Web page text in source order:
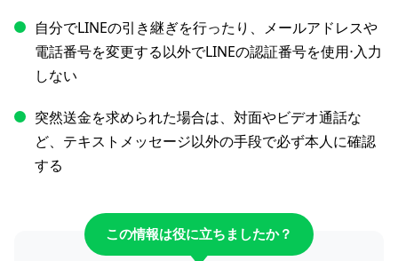
自分でLINEの引き継ぎを行ったり、メールアドレスや
電話番号を変更する以外でLINEの認証番号を使用⋅入力
しない
突然送金を求められた場合は、対面やビデオ通話な
ど、テキストメッセージ以外の手段で必ず本人に確認
する
この情報は役に立ちましたか？